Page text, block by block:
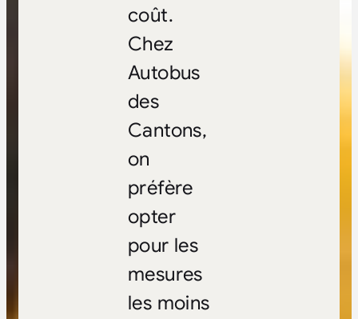
coût.
Chez
Autobus
des
Cantons,
on
préfère
opter
pour les
mesures
les moins